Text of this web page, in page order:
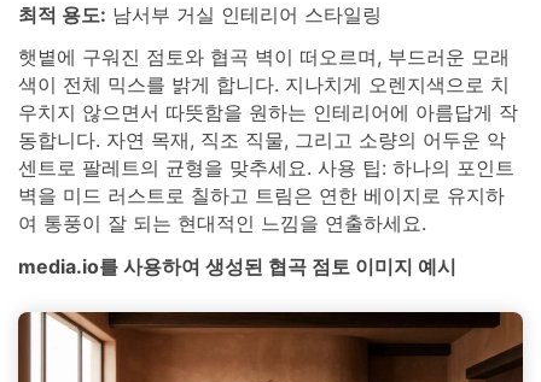
최적 용도: 남서부 거실 인테리어 스타일링
햇볕에 구워진 점토와 협곡 벽이 떠오르며, 부드러운 모래
색이 전체 믹스를 밝게 합니다. 지나치게 오렌지색으로 치
우치지 않으면서 따뜻함을 원하는 인테리어에 아름답게 작
동합니다. 자연 목재, 직조 직물, 그리고 소량의 어두운 악
센트로 팔레트의 균형을 맞추세요. 사용 팁: 하나의 포인트
벽을 미드 러스트로 칠하고 트림은 연한 베이지로 유지하
여 통풍이 잘 되는 현대적인 느낌을 연출하세요.
media.io를 사용하여 생성된 협곡 점토 이미지 예시